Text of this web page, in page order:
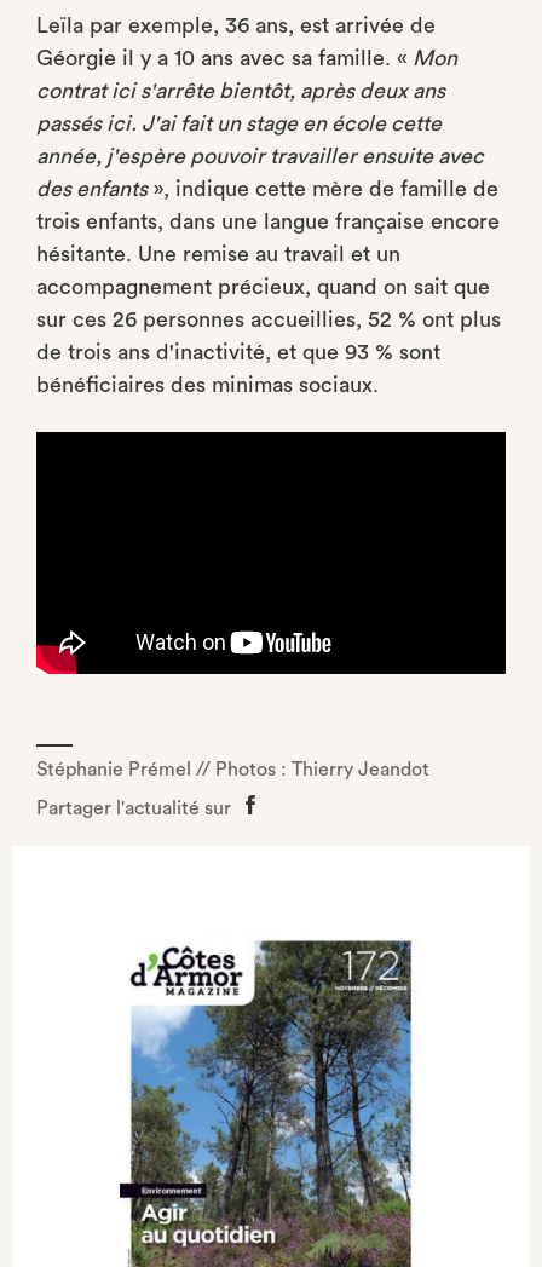
Leïla par exemple, 36 ans, est arrivée de
Géorgie il y a 10 ans avec sa famille. « Mon
contrat ici s'arrête bientôt, après deux ans
passés ici. J'ai fait un stage en école cette
année, j'espère pouvoir travailler ensuite avec
des enfants», indique cette mère de famille de
trois enfants, dans une langue française encore
hésitante. Une remise au travail et un
accompagnement précieux, quand on sait que
sur ces 26 personnes accueillies, 52 % ont plus
de trois ans d'inactivité, et que 93 % sont
bénéficiaires des minimas sociaux.
Stéphanie Prémel // Photos : Thierry Jeandot
Partager l'actualité sur
Partager